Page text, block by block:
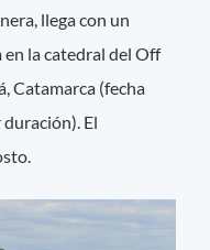
llega con un
en la catedral del Off
Catamarca (fecha
El